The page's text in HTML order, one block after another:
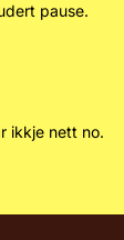
pause.
ikkje nett no.